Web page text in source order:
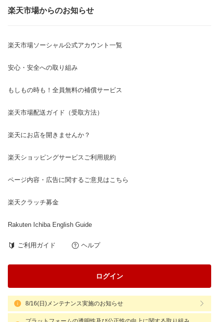
楽天市場からのお知らせ
楽天市場ソーシャル公式アカウント一覧
安心・安全への取り組み
もしもの時も！全員無料の補償サービス
楽天市場配送ガイド（受取方法）
楽天にお店を開きませんか？
楽天ショッピングサービスご利用規約
ページ内容・広告に関するご意見はこちら
楽天クラッチ募金
Rakuten Ichiba English Guide
ご利用ガイド ヘルプ
ログイン
8/16(日)メンテナンス実施のお知らせ